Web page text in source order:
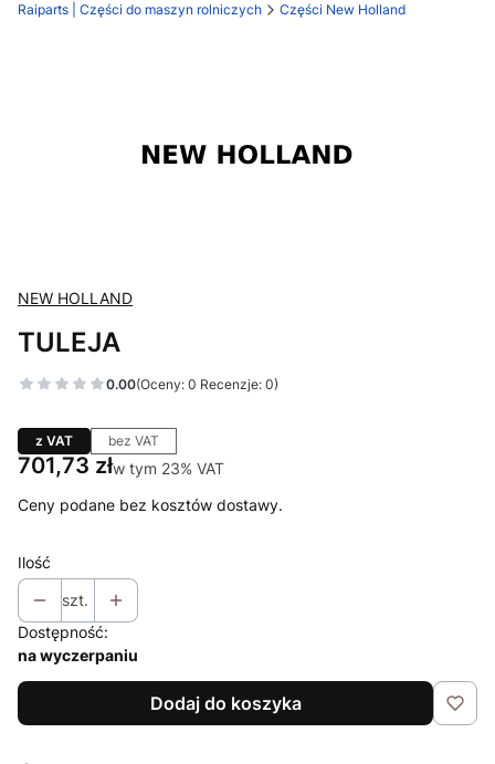
Raiparts | Części do maszyn rolniczych Części New Holland
NEW HOLLAND
TULEJA
0.00(Oceny: 0 Recenzje: 0)
z VAT bez VAT
Cena
701,73 złw tym 23% VAT
w tym 23% VAT
Ceny podane bez kosztów dostawy.
Ilość
szt.
Dostępność:
na wyczerpaniu
Dodaj do koszyka